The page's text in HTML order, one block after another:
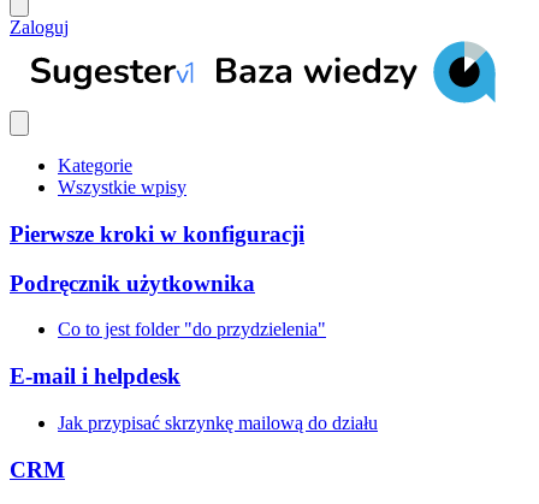
Zaloguj
Kategorie
Wszystkie wpisy
Pierwsze kroki w konfiguracji
Podręcznik użytkownika
Co to jest folder "do przydzielenia"
E-mail i helpdesk
Jak przypisać skrzynkę mailową do działu
CRM